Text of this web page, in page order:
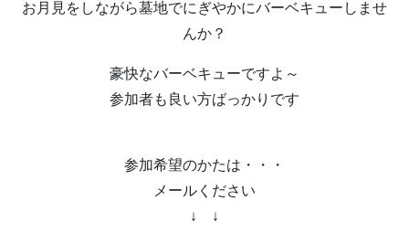
お月見をしながら墓地でにぎやかにバーベキューしませ
んか？
豪快なバーベキューですよ～
参加者も良い方ばっかりです
参加希望のかたは・・・
メールください
↓ ↓